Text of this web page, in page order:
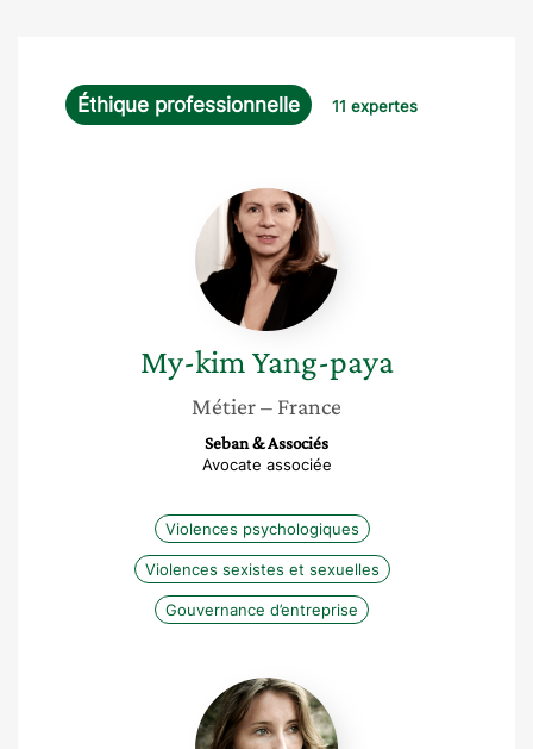
Éthique professionnelle 11 expertes
My-
kim
Yang-
paya
My-kim Yang-paya
Métier– France
Seban & Associés
Avocate associée
Violences psychologiques
Violences sexistes et sexuelles
Gouvernance d’entreprise
Anne
Sophie
Debue